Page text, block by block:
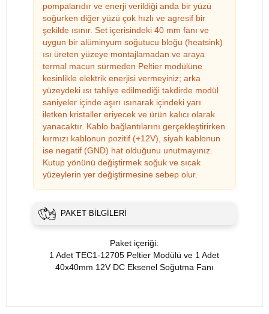
pompalarıdır ve enerji verildiği anda bir yüzü
soğurken diğer yüzü çok hızlı ve agresif bir
şekilde ısınır. Set içerisindeki 40 mm fanı ve
uygun bir alüminyum soğutucu bloğu (heatsink)
ısı üreten yüzeye montajlamadan ve araya
termal macun sürmeden Peltier modülüne
kesinlikle elektrik enerjisi vermeyiniz; arka
yüzeydeki ısı tahliye edilmediği takdirde modül
saniyeler içinde aşırı ısınarak içindeki yarı
iletken kristaller eriyecek ve ürün kalıcı olarak
yanacaktır. Kablo bağlantılarını gerçekleştirirken
kırmızı kablonun pozitif (+12V), siyah kablonun
ise negatif (GND) hat olduğunu unutmayınız.
Kutup yönünü değiştirmek soğuk ve sıcak
yüzeylerin yer değiştirmesine sebep olur.
PAKET BILGILERI
Paket içeriği:
1 Adet TEC1-12705 Peltier Modülü ve 1 Adet
40x40mm 12V DC Eksenel Soğutma Fanı